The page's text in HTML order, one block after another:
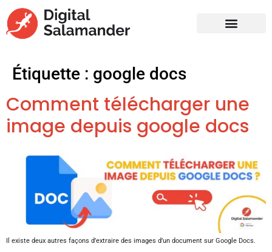
Étiquette : google docs
Comment télécharger une
image depuis google docs
Il existe deux autres façons d’extraire des images d’un document sur Google Docs.